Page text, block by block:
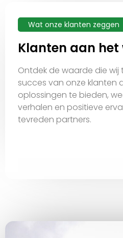
Wat onze klanten zeggen
Klanten aan het
Ontdek de waarde die
succes van onze klanten
oplossingen te bieden,
verhalen en positieve
tevreden partners.